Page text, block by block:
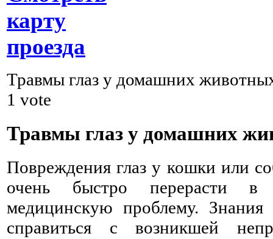
карту
проезда
Травмы глаз у домашних
1 vote
Травмы глаз у домашних
Повреждения глаз у кошки или
очень быстро перерасти в
медицинскую проблему.
справиться с возникшей